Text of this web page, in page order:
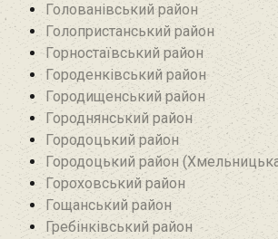
Голованівський район
Голопристанський район
Горностаївський район‎
Городенківський район
Городищенський район‎
Городнянський район
Городоцький район
Городоцький район
Гороховський район
Гощанський район
Гребінківський район